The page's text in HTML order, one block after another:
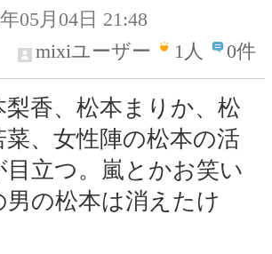
05月04日 21:48
mixiユーザー
1人 0件
梨香、松本まりか、松
菜、女性陣の松本の活
目立つ。嵐とかお笑い
男の松本は消えたけ